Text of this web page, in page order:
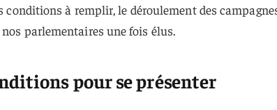
conditions à remplir, le déroulement des
parlementaires une fois élus.
pour se présenter